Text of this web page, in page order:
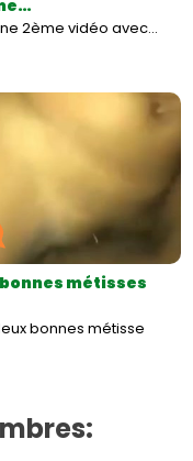
2ème vidéo avec…
métisses
bonnes métisse